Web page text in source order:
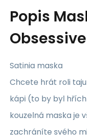
Popis
Obsessive
Satinia maska
Chcete hrát roli
kápi (to by byl
kouzelná maska je
zachráníte svého